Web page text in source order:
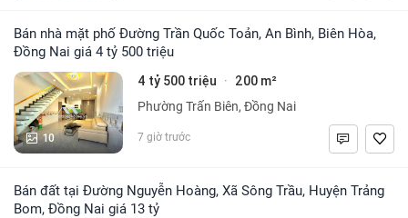
Bán nhà mặt phố Đường Trần Quốc Toản, An Bình, Biên Hòa,
Đồng Nai giá 4 tỷ 500 triệu
10
4 tỷ 500 triệu · 200 m²
Phường Trấn Biên, Đồng Nai
7 giờ trước
Bán đất tại Đường Nguyễn Hoàng, Xã Sông Trầu, Huyện Trảng
Bom, Đồng Nai giá 13 tỷ